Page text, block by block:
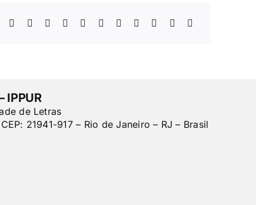
IPPUR
de Letras
21941-917 – Rio de Janeiro – RJ – Brasil